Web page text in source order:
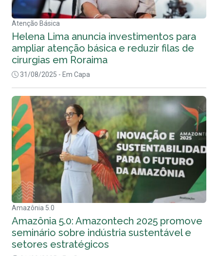
Atenção Básica
Helena Lima anuncia investimentos para
ampliar atenção básica e reduzir filas de
cirurgias em Roraima
31/08/2025 - Em Capa
Amazônia 5.0
Amazônia 5.0: Amazontech 2025 promove
seminário sobre indústria sustentável e
setores estratégicos